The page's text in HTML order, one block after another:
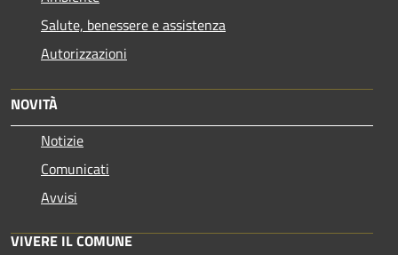
Salute, benessere e assistenza
Autorizzazioni
NOVITÀ
Notizie
Comunicati
Avvisi
VIVERE IL COMUNE